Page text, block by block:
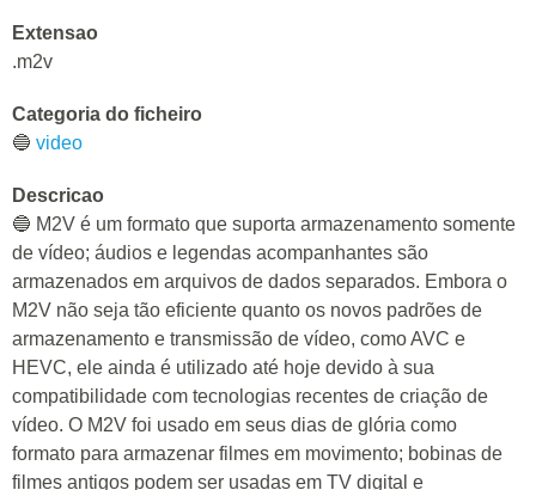
Extensao
.m2v
Categoria do ficheiro
🔵 video
Descricao
🔵 M2V é um formato que suporta armazenamento somente
de vídeo; áudios e legendas acompanhantes são
armazenados em arquivos de dados separados. Embora o
M2V não seja tão eficiente quanto os novos padrões de
armazenamento e transmissão de vídeo, como AVC e
HEVC, ele ainda é utilizado até hoje devido à sua
compatibilidade com tecnologias recentes de criação de
vídeo. O M2V foi usado em seus dias de glória como
formato para armazenar filmes em movimento; bobinas de
filmes antigos podem ser usadas em TV digital e